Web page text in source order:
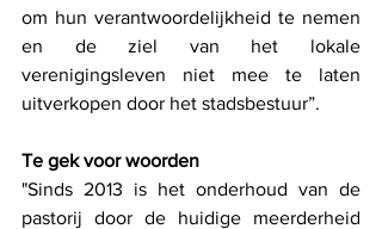
om hun verantwoordelijkheid te nemen
en de ziel van het lokale
verenigingsleven niet mee te laten
uitverkopen door het stadsbestuur”.
Te gek voor woorden
"Sinds 2013 is het onderhoud van de
pastorij door de huidige meerderheid